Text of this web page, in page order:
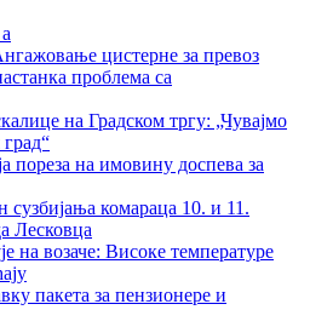
цистерне за превоз
проблема са
на Градском тргу: „Чувајмо
пореза на имовину доспева за
сузбијања комараца 10. и 11.
Лесковца
на возаче: Високе температуре
пакета за пензионере и